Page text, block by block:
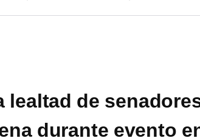
lealtad de
durante evento